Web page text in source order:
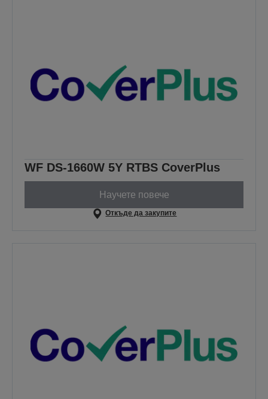
WF DS-1660W 5Y RTBS CoverPlus
Научете повече
Откъде да закупите